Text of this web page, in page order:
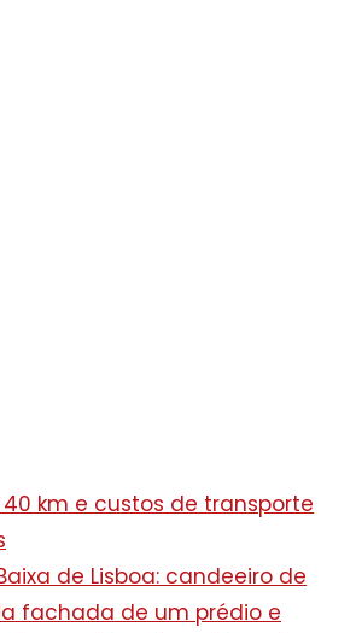
40 km e custos de transporte
de Lisboa: candeeiro de
fachada de um prédio e